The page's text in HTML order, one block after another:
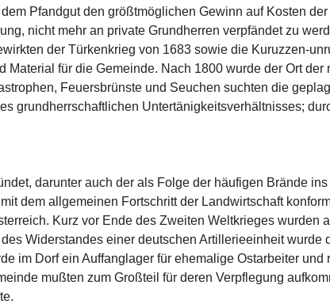
Pfand­gut den größtmöglichen Gewinn auf Kosten
nicht mehr an private Grundherren verpfändet zu
der Türkenkrieg von 1683 sowie die Kuruzzen-
für die Gemeinde. Nach 1800 wurde der Ort
Feuersbrünste und Seuchen suchten die
grundherrschaftlichen Unter­tänigkeitsverhältnisses;
darunter auch der als Folge der häufigen Brände
dem allgemeinen Fortschritt der Landwirtschaft
Kurz vor Ende des Zweiten Weltkrieges wurden
Widerstandes einer deutschen Artillerieeinheit
im Dorf ein Auffanglager für ehe­malige Ostarbeiter
mußten zum Großteil für deren Verpfle­gung